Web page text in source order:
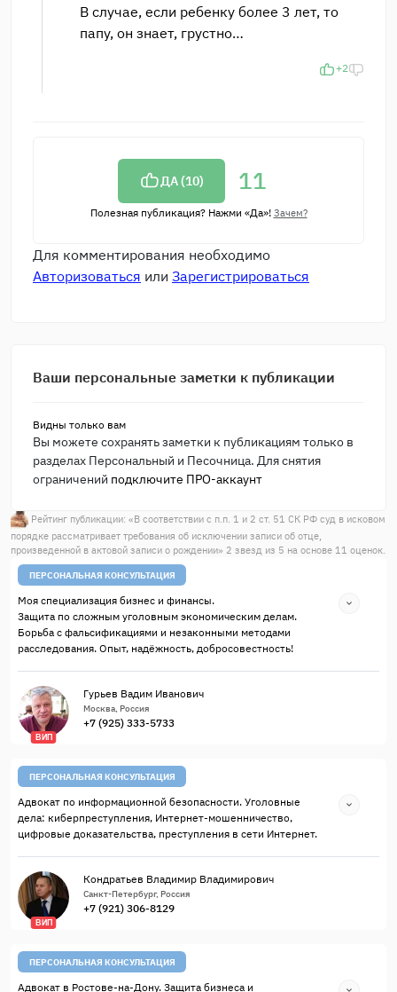
В случае, если ребенку более 3 лет, то
папу, он знает, грустно…
+2
ДА (10) 11
Полезная публикация? Нажми «Да»! Зачем?
Для комментирования необходимо
Авторизоваться или Зарегистрироваться
Ваши персональные заметки к публикации
Видны только вам
Вы можете сохранять заметки к публикациям только в
разделах Персональный и Песочница. Для снятия
ограничений подключите ПРО-аккаунт
Рейтинг публикации: «В соответствии с п.п. 1 и 2 ст. 51 СК РФ суд в исковом
порядке рассматривает требования об исключении записи об отце,
произведенной в актовой записи о рождении» 2 звезд из 5 на основе 11 оценок.
ПЕРСОНАЛЬНАЯ КОНСУЛЬТАЦИЯ
Моя специализация бизнес и финансы.
Защита по сложным уголовным экономическим делам.
Борьба с фальсификациями и незаконными методами
расследования. Опыт, надёжность, добросовестность!
ВИП
Гурьев Вадим Иванович
Москва, Россия
+7 (925) 333-5733
ПЕРСОНАЛЬНАЯ КОНСУЛЬТАЦИЯ
Адвокат по информационной безопасности. Уголовные
дела: киберпреступления, Интернет-мошенничество,
цифровые доказательства, преступления в сети Интернет.
ВИП
Кондратьев Владимир Владимирович
Санкт-Петербург, Россия
+7 (921) 306-8129
ПЕРСОНАЛЬНАЯ КОНСУЛЬТАЦИЯ
Адвокат в Ростове-на-Дону. Защита бизнеса и